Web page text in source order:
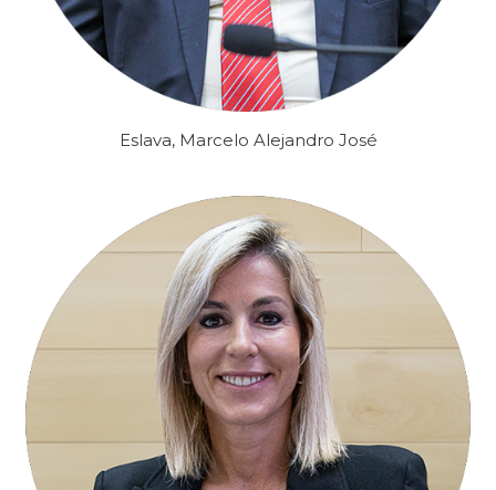
Eslava, Marcelo Alejandro José